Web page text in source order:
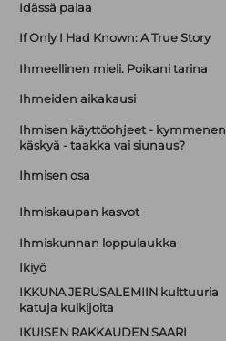
Idässä palaa
If Only I Had Known: A True Story
Ihmeellinen mieli. Poikani tarina
Ihmeiden aikakausi
Ihmisen käyttöohjeet - kymmenen
käskyä - taakka vai siunaus?
Ihmisen osa
Ihmiskaupan kasvot
Ihmiskunnan loppulaukka
Ikiyö
IKKUNA JERUSALEMIIN kulttuuria
katuja kulkijoita
IKUISEN RAKKAUDEN SAARI